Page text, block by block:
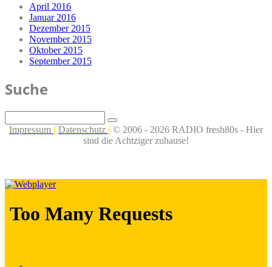
April 2016
Januar 2016
Dezember 2015
November 2015
Oktober 2015
September 2015
Suche
Impressum | Datenschutz | © 2006 - 2026 RADIO fresh80s - Hier
sind die Achtziger zuhause!